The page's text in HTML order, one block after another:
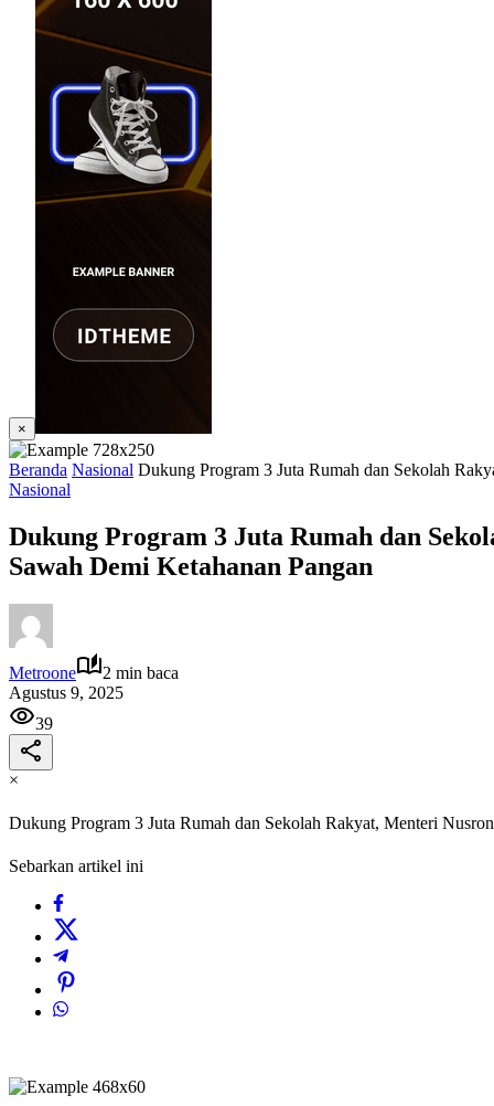
×
Beranda Nasional Dukung Program 3 Juta Rumah dan Sekolah
Nasional
Dukung Program 3 Juta Rumah dan
Sawah Demi Ketahanan Pangan
Metroone
2 min baca
Agustus 9, 2025
39
×
Dukung Program 3 Juta Rumah dan Sekolah Rakyat, Menteri
Sebarkan artikel ini